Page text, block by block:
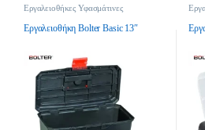
Εργαλειοθήκες Υφασμάτινες
Εργαλειοθήκη Bolter Basic 13″